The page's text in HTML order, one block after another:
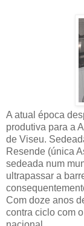
A atual época
produtiva para a
de Viseu.
Resende (única
sedeada num
ultrapassar a
Com doze anos
contra ciclo com